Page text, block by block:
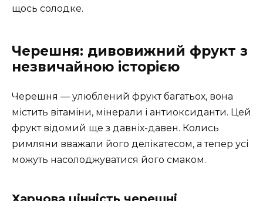
щось солодке.
Черешня: дивовижний фрукт з
незвичайною історією
Черешня — улюблений фрукт багатьох, вона
містить вітаміни, мінерали і антиоксиданти. Цей
фрукт відомий ще з давніх-давен. Колись
римляни вважали його делікатесом, а тепер усі
можуть насолоджуватися його смаком.